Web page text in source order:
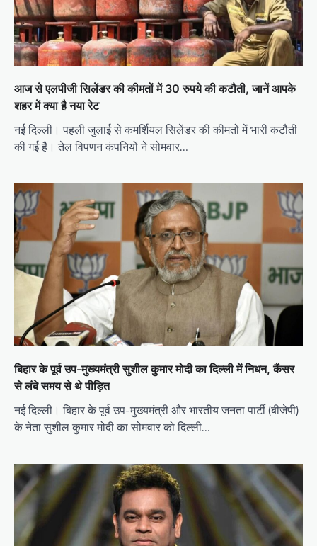
आज से एलपीजी सिलेंडर की कीमतों में 30 रुपये की कटौती, जानें आपके
शहर में क्या है नया रेट
नई दिल्ली। पहली जुलाई से कमर्शियल सिलेंडर की कीमतों में भारी कटौती
की गई है। तेल विपणन कंपनियों ने सोमवार…
बिहार के पूर्व उप-मुख्यमंत्री सुशील कुमार मोदी का दिल्ली में निधन, कैंसर
से लंबे समय से थे पीड़ित
नई दिल्ली। बिहार के पूर्व उप-मुख्यमंत्री और भारतीय जनता पार्टी (बीजेपी)
के नेता सुशील कुमार मोदी का सोमवार को दिल्ली…